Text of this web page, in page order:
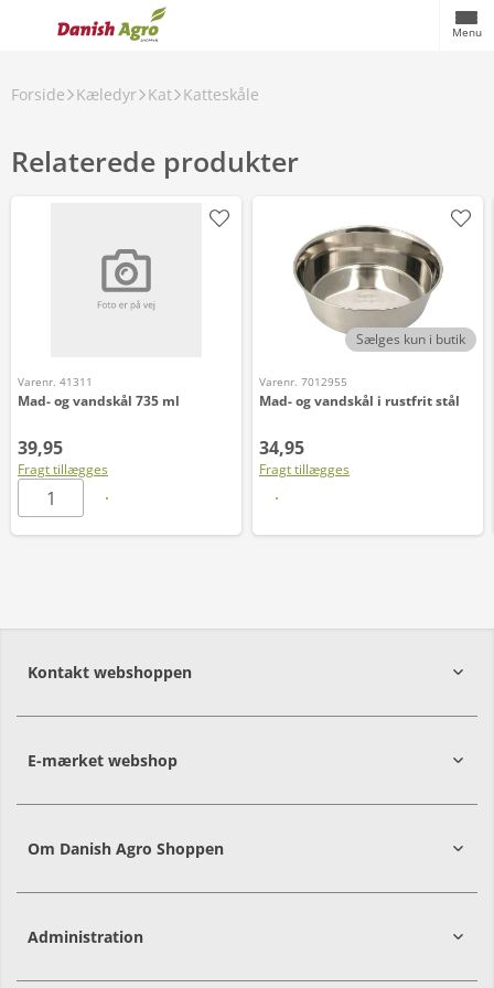
Menu
Forside Kæledyr Kat Katteskåle
Relaterede produkter
Varenr. 41311
Mad- og vandskål 735 ml
39,95
Fragt tillægges
Sælges kun i butik
Varenr. 7012955
Mad- og vandskål i rustfrit stål
34,95
Fragt tillægges
Kontakt webshoppen
E-mærket webshop
Om Danish Agro Shoppen
Administration